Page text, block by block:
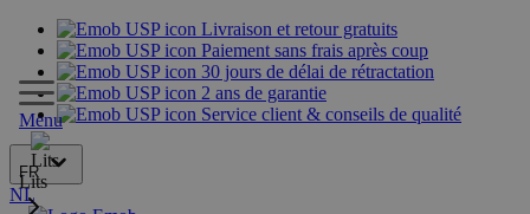
Livraison et retour gratuits
Paiement sans frais après coup
30 jours de délai de rétractation
2 ans de garantie
Service client & conseils de qualité
FR
NL
Menu
Lits